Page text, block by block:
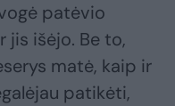
patėvio
jis išėjo. Be to,
matė, kaip ir
patikėti,